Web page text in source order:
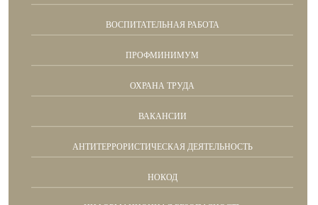
ВОСПИТАТЕЛЬНАЯ РАБОТА
ПРОФМИНИМУМ
ОХРАНА ТРУДА
ВАКАНСИИ
АНТИТЕРРОРИСТИЧЕСКАЯ ДЕЯТЕЛЬНОСТЬ
НОКОД